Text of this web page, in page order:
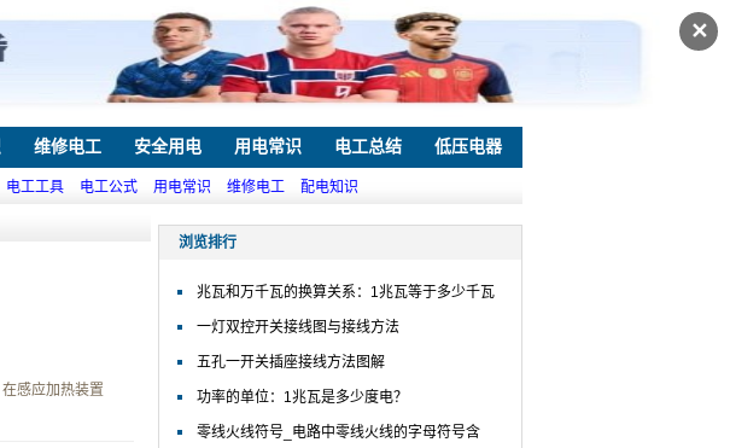
✕
维修电工 安全用电 用电常识 电工总结 低压电器
电工工具 电工公式 用电常识 维修电工 配电知识
感应加热装置
浏览排行
兆瓦和万千瓦的换算关系：1兆瓦等于多少千瓦
一灯双控开关接线图与接线方法
五孔一开关插座接线方法图解
功率的单位：1兆瓦是多少度电？
零线火线符号_电路中零线火线的字母符号含